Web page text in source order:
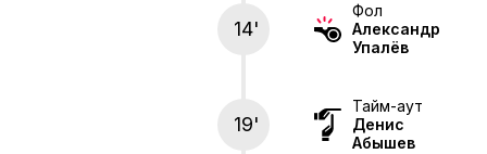
14'
Фол
Александр
Упалёв
19'
Тайм-аут
Денис
Абышев